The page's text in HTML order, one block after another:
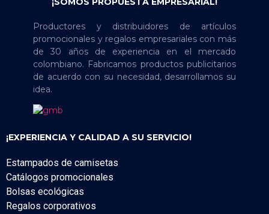
Productores y distribuidores de artículos
promocionales y regalos empresariales con más
de 30 años de experiencia en el mercado
colombiano. Fabricamos productos publicitarios
de acuerdo con su necesidad, desarrollamos su
idea.
¡EXPERIENCIA Y CALIDAD A SU SERVICIO!
Estampados de camisetas
Catálogos promocionales
Bolsas ecológicas
Regalos corporativos